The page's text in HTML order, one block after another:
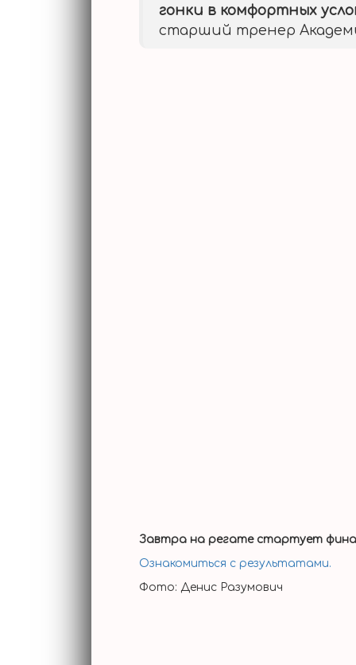
гонки в комфортных
старший тренер
Завтра на регате стартует
Ознакомиться с результатами.
Фото: Денис Разумович